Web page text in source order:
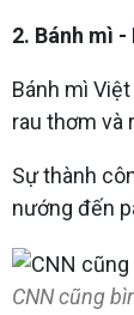
2. Bánh mì
Bánh mì
rau thơm và
Sự thành
nướng đến
CNN cũng